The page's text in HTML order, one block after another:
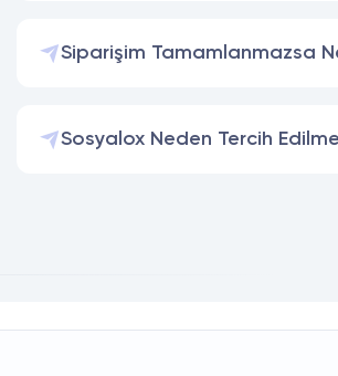
Siparişim Tamamlanmazsa
Sosyalox Neden Tercih